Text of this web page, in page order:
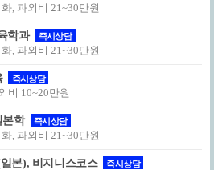
, 과외비 21~30만원
학과 즉시상담
, 과외비 21~30만원
즉시상담
비 10~20만원
본학 즉시상담
, 과외비 21~30만원
본), 비지니스코스 즉시상담